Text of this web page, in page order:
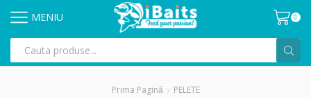
MENIU 0
Prima Pagină PELETE